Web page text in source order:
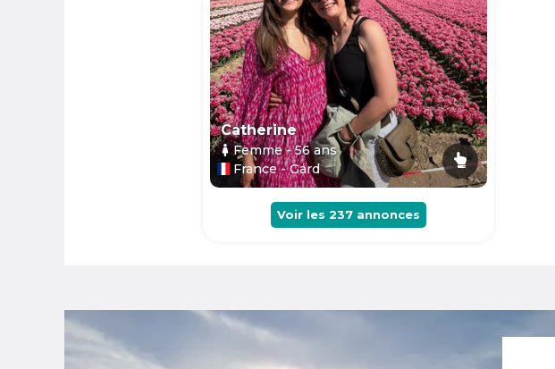
Catherine
Femme- 56ans
France - Gard
Voir les 237 annonces